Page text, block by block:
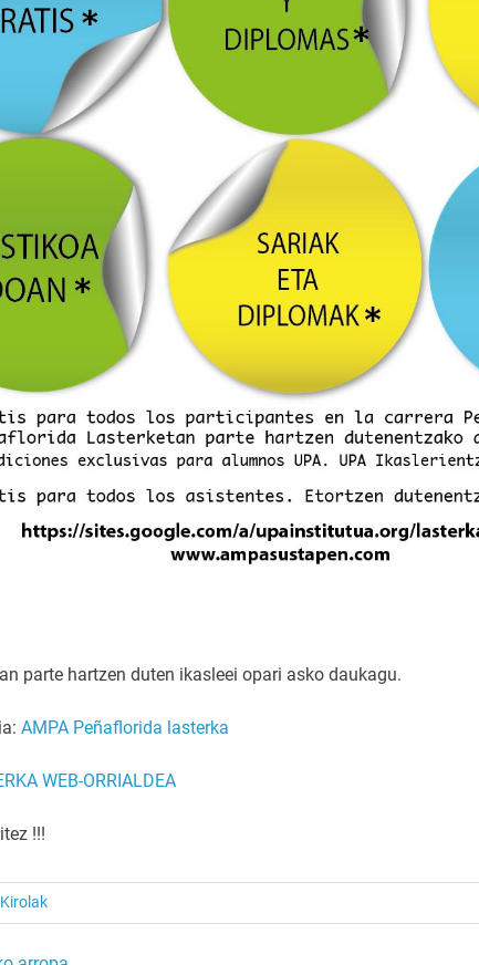
parte hartzen duten ikasleei opari asko daukagu.
AMPA Peñaflorida lasterka
WEB-ORRIALDEA
!!!
Kirolak